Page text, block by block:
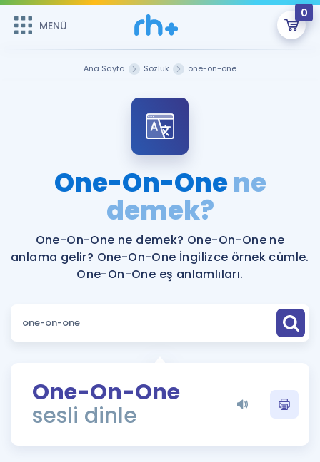
MENÜ
0
Şifremi Hatırlamıyorum
Sepetin Şu An Boş.
Remzi Hoca ile seni sınava hazırlayacak onlarca eğitim seni
bekliyor!
MENÜ
Katılımcı Görüşleri
Faydalı Araçlar
Ücretsiz Kaynaklar
ÖSYM Sınav Takvimi
Kampanyalar
İngilizce Gramer
Ana Sayfa Sözlük one-on-one
One-On-Onene
demek?
One-On-One ne demek? One-On-One ne
anlama gelir? One-On-One İngilizce örnek cümle.
One-On-One eş anlamlıları.
One-On-One
sesli dinle